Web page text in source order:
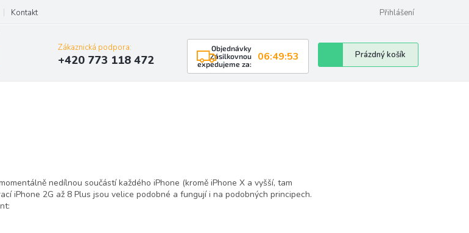
Kontakt Přihlášení
Zákaznická podpora:
+420 773 118 472
Objednávky
Zásilkovnou
expedujeme za:
06:49:51
Nákupní
košík
Prázdný košík
nedílnou součástí každého iPhone (kromě iPhone X a vyšší, tam
iPhone 2G až 8 Plus jsou velice podobné a fungují i na podobných principech.